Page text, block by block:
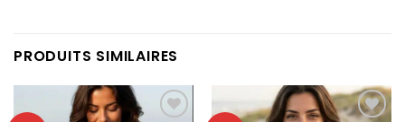
PRODUITS SIMILAIRES